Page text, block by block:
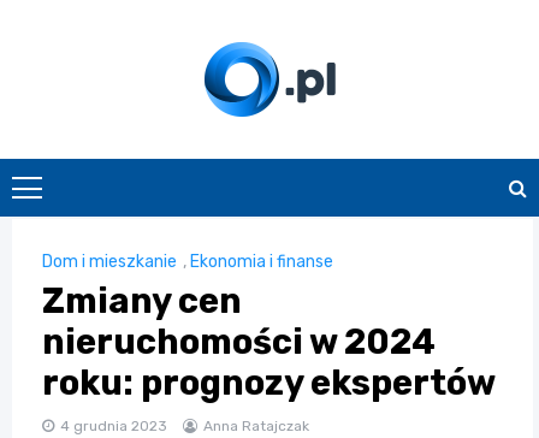
O.pl
Dom i mieszkanie , Ekonomia i finanse
Zmiany cen
nieruchomości w 2024
roku: prognozy ekspertów
4 grudnia 2023 Anna Ratajczak